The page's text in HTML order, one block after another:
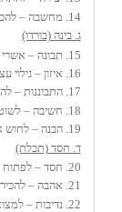
14. מחשבה – להכיר את המחשבות המרחפות סביבי !
ג. בינה (בורדו)
15. תבונה – אשרי הבינה להבדיל בין הדברים !
16. איזון – גילוי עצמי בנקודת האיזון !
17. התבוננות – להתבונן עד שיתגלה משהו חדש !
18. חשיבה – לשוט עם הגלים בדרך החשיבה !
19. הבנה – לחוש את קצות ההבנה !
ד. חסד (תכלת)
20. חסד – לפתוח את הלב אל רגעי החסד !
21. אהבה – להכיר את האהבה – בשקט !
22. נדיבות – למצוא נדיבות בתוכי !